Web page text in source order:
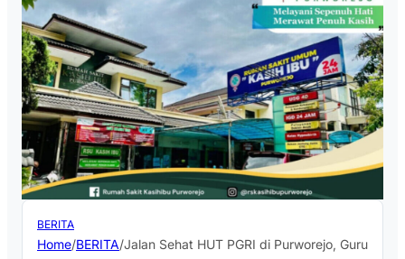
BERITA
Home/BERITA/Jalan Sehat HUT PGRI di Purworejo, Guru